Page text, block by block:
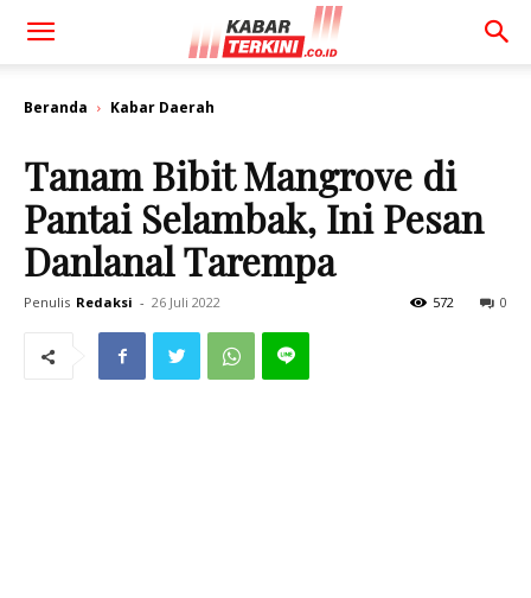
Beranda Kabar Daerah
Tanam Bibit Mangrove di
Pantai Selambak, Ini Pesan
Danlanal Tarempa
Penulis Redaksi - 26 Juli 2022 0
572